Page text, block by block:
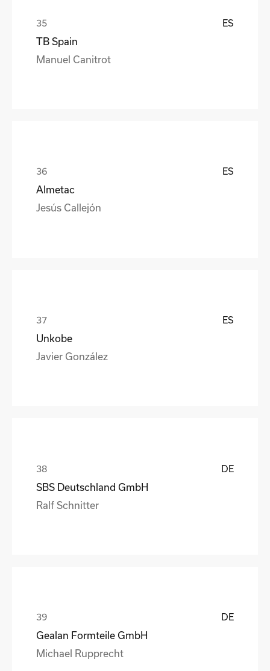
ES
TB Spain
Manuel Canitrot
ES
Almetac
Jesús Callejón
ES
Unkobe
Javier González
DE
SBS Deutschland GmbH
Ralf Schnitter
DE
Gealan Formteile GmbH
Michael Rupprecht